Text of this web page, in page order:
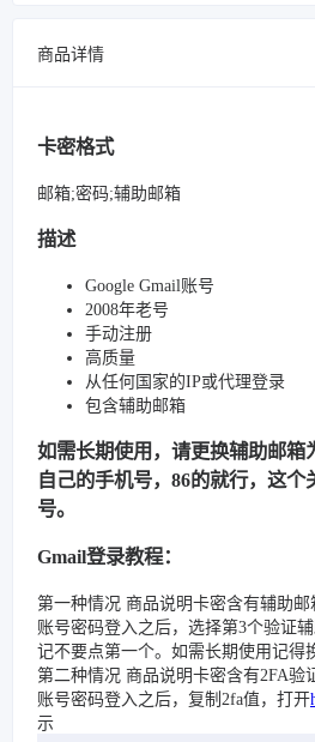
商品详情
卡密格式
邮箱;密码;辅助邮箱
描述
Google Gmail账号
2008年老号
手动注册
高质量
从任何国家的IP或代理登录
包含辅助邮箱
如需长期使用，请更换辅助邮箱
自己的手机号，86的就行，这个
号。
Gmail登录教程：
第一种情况 商品说明卡密含有辅助邮
账号密码登入之后，选择第3个验证
记不要点第一个。如需长期使用记得
第二种情况 商品说明卡密含有2FA验
账号密码登入之后，复制2fa值，打开
示